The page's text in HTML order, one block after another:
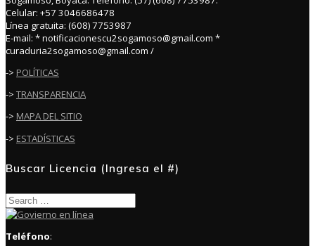
Celular: +57 3046686478
Línea gratuita: (608) 7753987
E-mail: * notificacionescu2sogamoso@gmail.com *
curaduria2sogamoso@gmail.com /
-> POLÍTICAS
-> TRANSPARENCIA
-> MAPA DEL SITIO
-> ESTADÍSTICAS
Buscar Licencia (Ingresa el #)
Search
for:
Teléfono: